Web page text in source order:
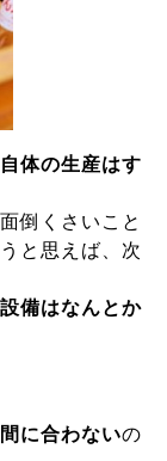
体の生産はす
倒くさいこと
と思えば、次
備はなんとか
に合わないの